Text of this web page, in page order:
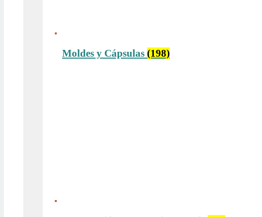
Moldes y Cápsulas (198)